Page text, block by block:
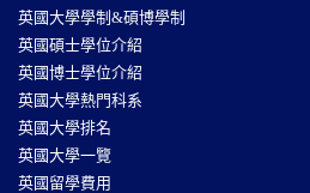
英國大學學制&碩博學制
英國碩士學位介紹
英國博士學位介紹
英國大學熱門科系
英國大學排名
英國大學一覽
英國留學費用